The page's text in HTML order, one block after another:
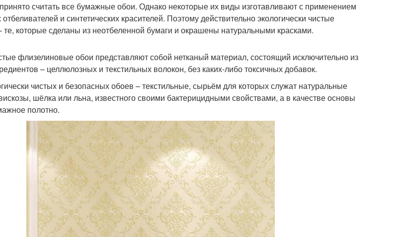
считать все бумажные обои. Однако некоторые их виды изготавливают с применением
и синтетических красителей. Поэтому действительно экологически чистые
которые сделаны из неотбеленной бумаги и окрашены натуральными красками.
флизелиновые обои представляют собой нетканый материал, состоящий исключительно из
– целлюлозных и текстильных волокон, без каких-либо токсичных добавок.
чистых и безопасных обоев – текстильные, сырьём для которых служат натуральные
шёлка или льна, известного своими бактерицидными свойствами, а в качестве основы
полотно.